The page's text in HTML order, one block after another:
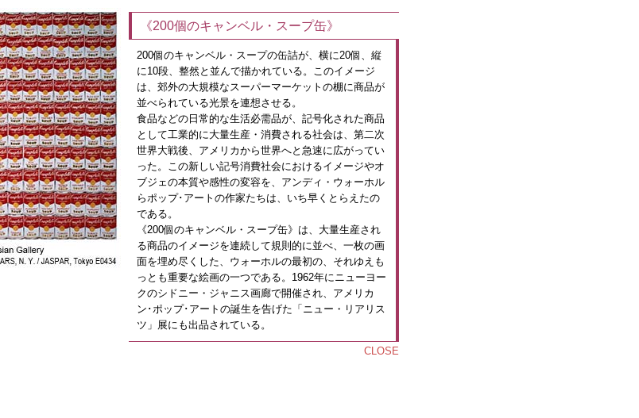
《200個のキャンベル・スープ缶》
200個のキャンベル・スープの缶詰が、横に20個、縦
に10段、整然と並んで描かれている。このイメージ
は、郊外の大規模なスーパーマーケットの棚に商品が
並べられている光景を連想させる。
食品などの日常的な生活必需品が、記号化された商品
として工業的に大量生産・消費される社会は、第二次
世界大戦後、アメリカから世界へと急速に広がってい
った。この新しい記号消費社会におけるイメージやオ
ブジェの本質や感性の変容を、アンディ・ウォーホル
らポップ･アートの作家たちは、いち早くとらえたの
である。
《200個のキャンベル・スープ缶》は、大量生産され
る商品のイメージを連続して規則的に並べ、一枚の画
面を埋め尽くした、ウォーホルの最初の、それゆえも
っとも重要な絵画の一つである。1962年にニューヨー
クのシドニー・ジャニス画廊で開催され、アメリカ
ン･ポップ･アートの誕生を告げた「ニュー・リアリス
ツ」展にも出品されている。
CLOSE